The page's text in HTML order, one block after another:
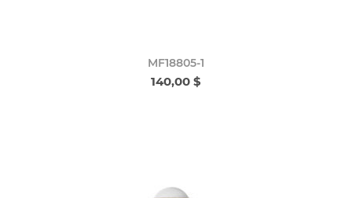
MF18805-1
140,00 $